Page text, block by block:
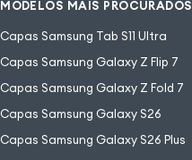
MODELOS MAIS PROCURADOS
Capas Samsung Tab S11 Ultra
Capas Samsung Galaxy Z Flip 7
Capas Samsung Galaxy Z Fold 7
Capas Samsung Galaxy S26
Capas Samsung Galaxy S26 Plus